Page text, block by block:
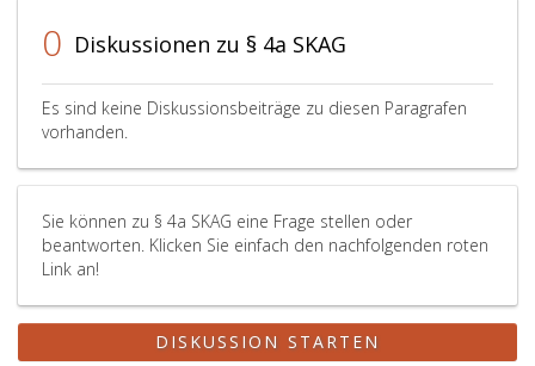
0 Diskussionen zu § 4a SKAG
Es sind keine Diskussionsbeiträge zu diesen Paragrafen
vorhanden.
Sie können zu § 4a SKAG eine Frage stellen oder
beantworten. Klicken Sie einfach den nachfolgenden roten
Link an!
DISKUSSION STARTEN